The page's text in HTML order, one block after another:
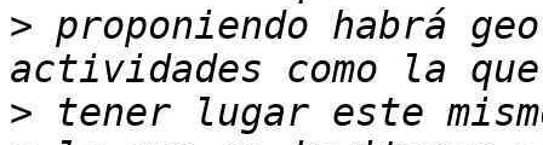
> proponiendo habrá
> tener lugar este